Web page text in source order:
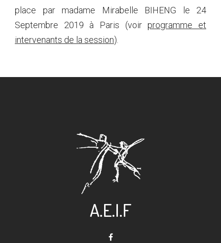
place par madame Mirabelle BIHENG le 24
Septembre 2019 à Paris (voirprogramme et
intervenants de la session).
A.E.I.F